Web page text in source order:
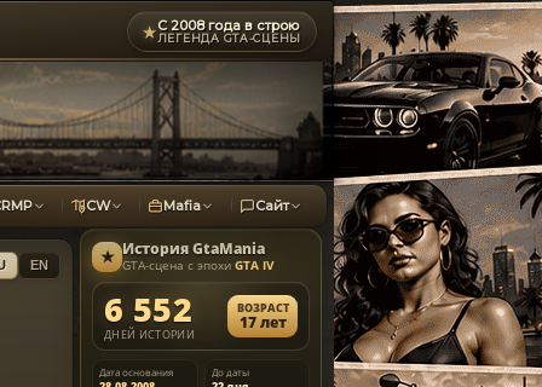
★С 2008 года в строю
ЛЕГЕНДА GTA-СЦЕНЫ
CW Mafia Сайт
EN ★ ИсторияGtaMania
GTA-сцена с эпохи GTA IV
6 552
ДНЕЙ ИСТОРИИ
ВОЗРАСТ
17 лет
Дата основания До даты